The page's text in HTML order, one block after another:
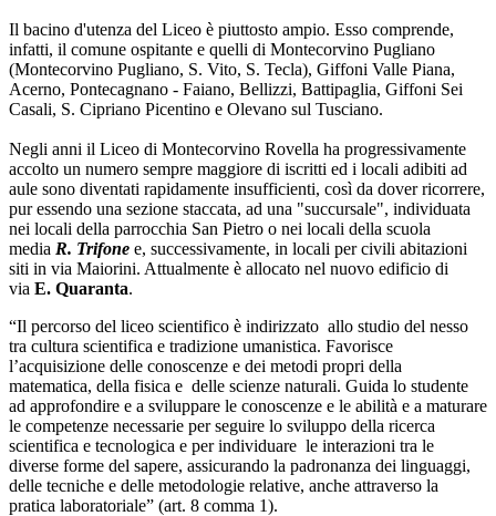
Il bacino d'utenza del Liceo è piuttosto ampio. Esso comprende,
infatti, il comune ospitante e quelli di Montecorvino Pugliano
(Montecorvino Pugliano, S. Vito, S. Tecla), Giffoni Valle Piana,
Acerno, Pontecagnano - Faiano, Bellizzi, Battipaglia, Giffoni Sei
Casali, S. Cipriano Picentino e Olevano sul Tusciano.
Negli anni il Liceo di Montecorvino Rovella ha progressivamente
accolto un numero sempre maggiore di iscritti ed i locali adibiti ad
aule sono diventati rapidamente insufficienti, così da dover ricorrere,
pur essendo una sezione staccata, ad una "succursale", individuata
nei locali della parrocchia San Pietro o nei locali della scuola
media R. Trifone e, successivamente, in locali per civili abitazioni
siti in via Maiorini. Attualmente è allocato nel nuovo edificio di
via E. Quaranta.
“Il percorso del liceo scientifico è indirizzato allo studio del nesso
tra cultura scientifica e tradizione umanistica. Favorisce
l’acquisizione delle conoscenze e dei metodi propri della
matematica, della fisica e delle scienze naturali. Guida lo studente
ad approfondire e a sviluppare le conoscenze e le abilità e a maturare
le competenze necessarie per seguire lo sviluppo della ricerca
scientifica e tecnologica e per individuare le interazioni tra le
diverse forme del sapere, assicurando la padronanza dei linguaggi,
delle tecniche e delle metodologie relative, anche attraverso la
pratica laboratoriale” (art. 8 comma 1).